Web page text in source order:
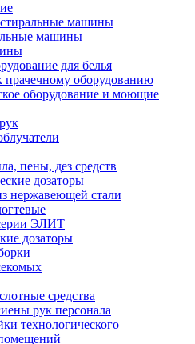
машины
машины
для белья
прачечному оборудованию
оборудование и моющие
пены, дез средств
дозаторы
нержавеющей стали
ЭЛИТ
дозаторы
средства
рук персонала
технологического